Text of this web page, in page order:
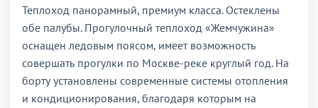
Теплоход панорамный, премиум класса. Остеклены
обе палубы. Прогулочный теплоход «Жемчужина»
оснащен ледовым поясом, имеет возможность
совершать прогулки по Москве-реке круглый год. На
борту установлены современные системы отопления
и кондиционирования, благодаря которым на